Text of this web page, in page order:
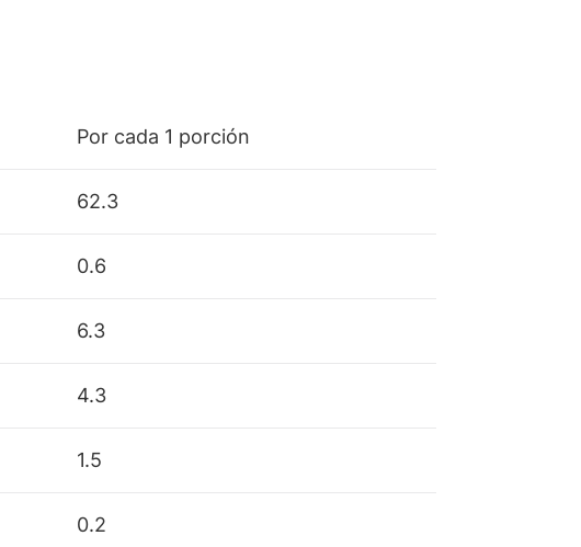
Por cada 1 porción
62.3
0.6
6.3
4.3
1.5
0.2